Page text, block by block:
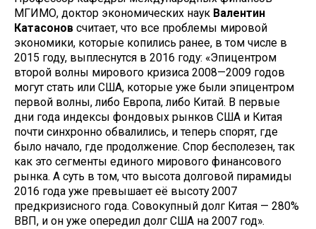
МГИМО, доктор экономических наук Валентин
Катасонов считает, что все проблемы мировой
экономики, которые копились ранее, в том числе в
2015 году, выплеснутся в 2016 году: «Эпицентром
второй волны мирового кризиса 2008—2009 годов
могут стать или США, которые уже были эпицентром
первой волны, либо Европа, либо Китай. В первые
дни года индексы фондовых рынков США и Китая
почти синхронно обвалились, и теперь спорят, где
было начало, где продолжение. Спор бесполезен, так
как это сегменты единого мирового финансового
рынка. А суть в том, что высота долговой пирамиды
2016 года уже превышает её высоту 2007
предкризисного года. Совокупный долг Китая — 280%
ВВП, и он уже опередил долг США на 2007 год».